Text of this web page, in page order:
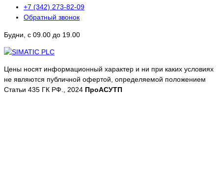
+7 (342) 273-82-09
Обратный звонок
Будни, с 09.00 до 19.00
Цены носят информационный характер и ни при каких условиях
не являются публичной офертой, определяемой положением
Статьи 435 ГК РФ., 2024 ПроАСУТП